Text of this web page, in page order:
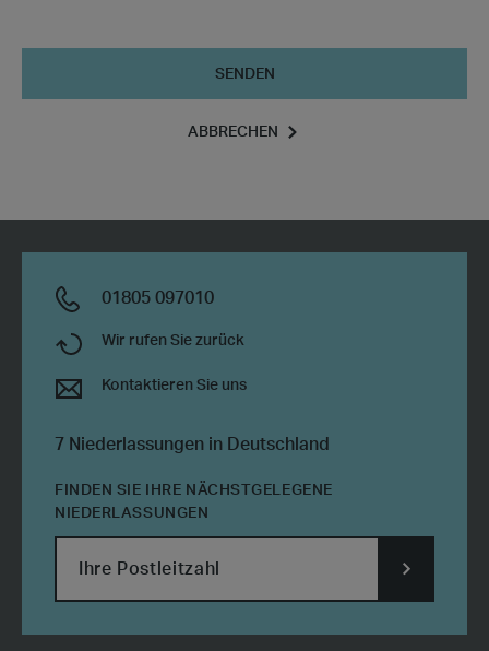
ABBRECHEN
01805 097010
Wir rufen Sie zurück
Kontaktieren Sie uns
7 Niederlassungen in Deutschland
FINDEN SIE IHRE NÄCHSTGELEGENE
NIEDERLASSUNGEN
POSTCODE